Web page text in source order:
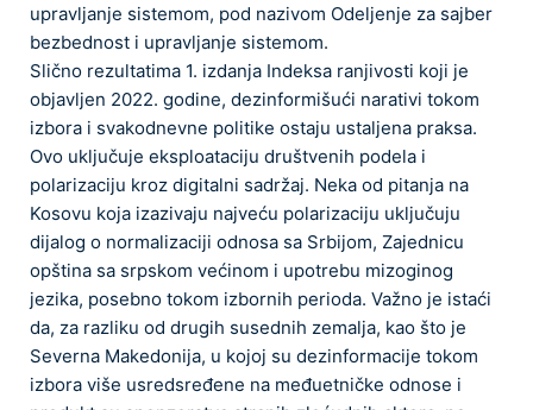
upravljanje sistemom, pod nazivom Odeljenje za sajber
bezbednost i upravljanje sistemom.
Slično rezultatima 1. izdanja Indeksa ranjivosti koji je
objavljen 2022. godine, dezinformišući narativi tokom
izbora i svakodnevne politike ostaju ustaljena praksa.
Ovo uključuje eksploataciju društvenih podela i
polarizaciju kroz digitalni sadržaj. Neka od pitanja na
Kosovu koja izazivaju najveću polarizaciju uključuju
dijalog o normalizaciji odnosa sa Srbijom, Zajednicu
opština sa srpskom većinom i upotrebu mizoginog
jezika, posebno tokom izbornih perioda. Važno je istaći
da, za razliku od drugih susednih zemalja, kao što je
Severna Makedonija, u kojoj su dezinformacije tokom
izbora više usredsređene na međuetničke odnose i